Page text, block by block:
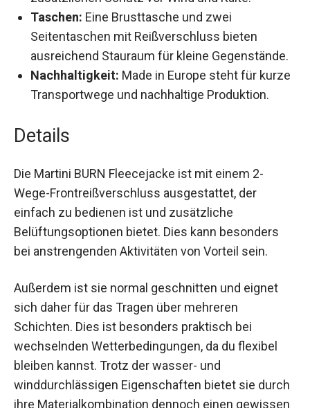
Ärmelbündchen und unterem Saum bieten
zusätzlichen Schutz vor Wind und Kälte.
Taschen:Eine Brusttasche und zwei
Seitentaschen mit Reißverschluss bieten
ausreichend Stauraum für kleine
Gegenstände.
kurze Transportwege und nachhaltige
Details
Die Martini BURN Fleecejacke ist mit einem 2-
Wege-Frontreißverschluss ausgestattet, der
einfach zu bedienen ist und zusätzliche
Belüftungsoptionen bietet. Dies kann besonders
bei anstrengenden Aktivitäten von Vorteil sein.
Außerdem ist sie normal geschnitten und eignet
sich daher für das Tragen über mehreren
Schichten. Dies ist besonders praktisch bei